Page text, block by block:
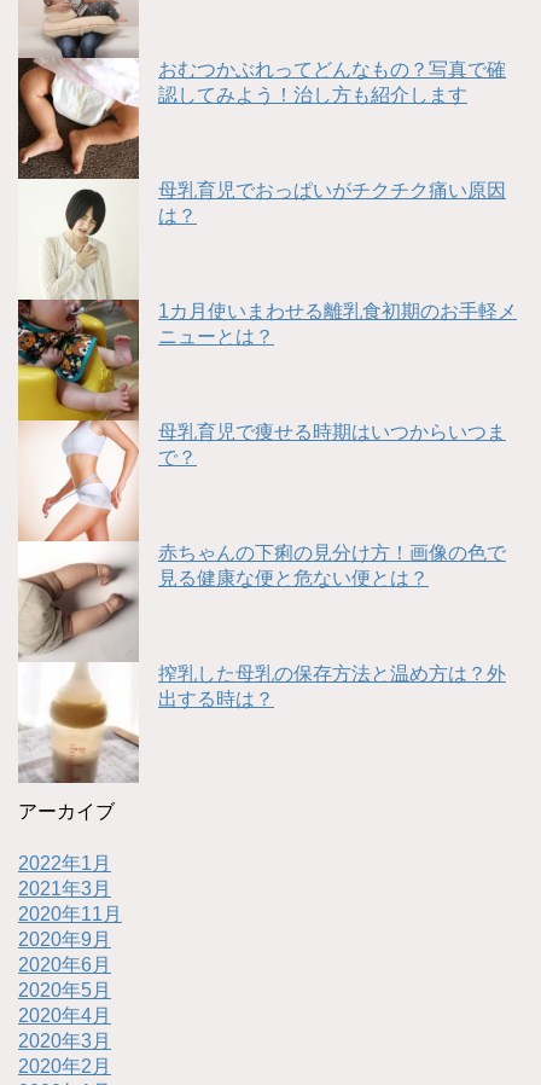
おむつかぶれってどんなもの？写真で確
認してみよう！治し方も紹介します
母乳育児でおっぱいがチクチク痛い原因
は？
1カ月使いまわせる離乳食初期のお手軽メ
ニューとは？
母乳育児で痩せる時期はいつからいつま
で？
赤ちゃんの下痢の見分け方！画像の色で
見る健康な便と危ない便とは？
搾乳した母乳の保存方法と温め方は？外
出する時は？
アーカイブ
2022年1月
2021年3月
2020年11月
2020年9月
2020年6月
2020年5月
2020年4月
2020年3月
2020年2月